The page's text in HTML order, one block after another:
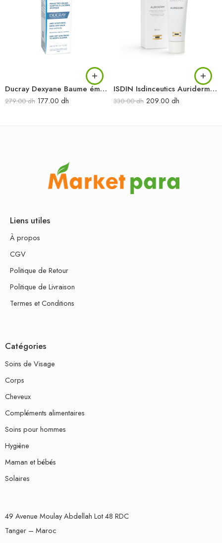
Ducray Dexyane Baume émollient anti-grattage 200 ml
279.00dh 177.00 dh
ISDIN Isdinceutics Auriderm 50ML
330.00dh 209.00 dh
Liens utiles
À propos
CGV
Politique de Retour
Politique de Livraison
Termes et Conditions
Catégories
Soins de Visage
Corps
Cheveux
Compléments alimentaires
Soins pour hommes
Hygiène
Maman et bébés
Solaires
49 Avenue Moulay Abdellah Lot 48 RDC
Tanger – Maroc